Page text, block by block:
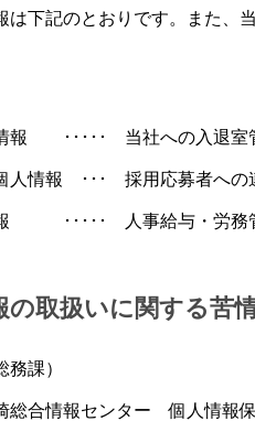
下記のとおりです。また、
報 ･････ 当社への入退室
人情報 ･･･ 採用応募者への
報 ･････ 人事給与・労務
の取扱いに関する苦
課）
合情報センター 個人情報保